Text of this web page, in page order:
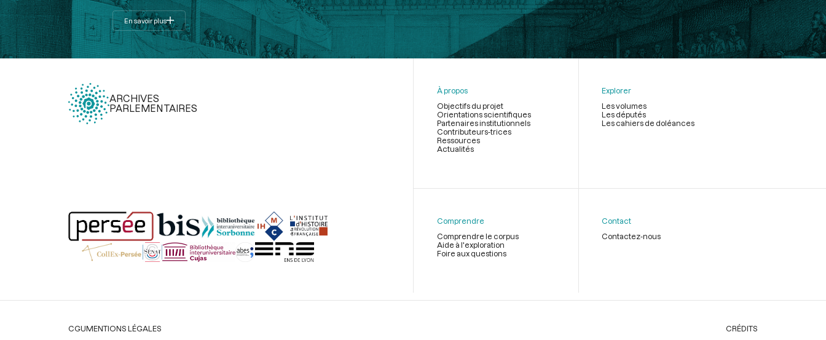
En savoir plus
ARCHIVES
PARLEMENTAIRES
page
À propos
Objectifs du projet
Orientations scientifiques
Partenaires institutionnels
Contributeurs-trices
Ressources
Actualités
Explorer
Les volumes
Les députés
Les cahiers de doléances
Comprendre
Comprendre le corpus
Aide à l'exploration
Foire aux questions
Contact
Contactez-nous
Légal
CGUMENTIONS LÉGALES CRÉDITS